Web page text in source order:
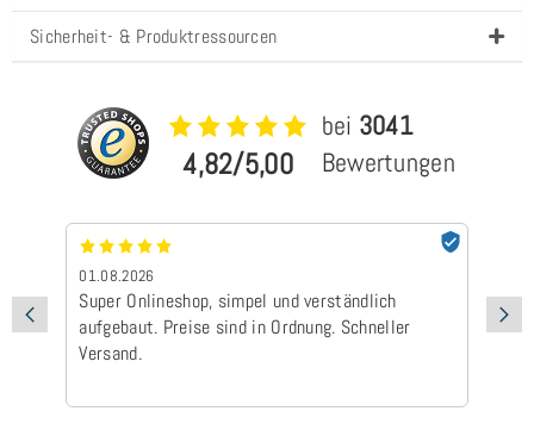
Sicherheit- & Produktressourcen
4,82/5,00
bei 3041
Bewertungen
01.08.2026
Super Onlineshop, simpel und verständlich
aufgebaut. Preise sind in Ordnung. Schneller
Versand.